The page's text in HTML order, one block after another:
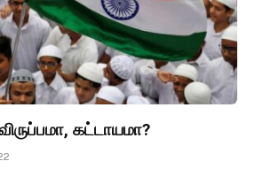
கட்டாயமா?